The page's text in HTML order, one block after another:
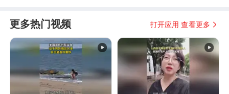
更多热门视频 打开应用 查看更多